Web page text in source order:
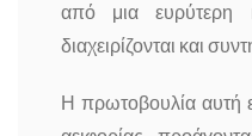
από μια ευρύτερη
διαχειρίζονται και
Η πρωτοβουλία αυτή